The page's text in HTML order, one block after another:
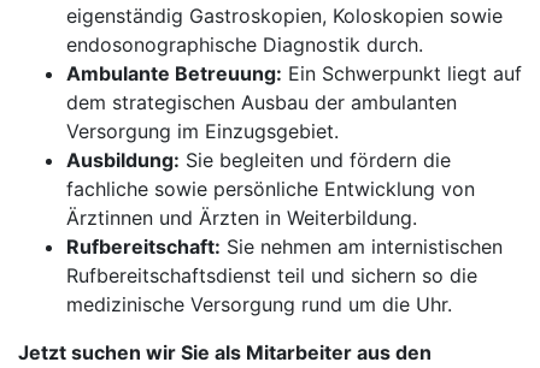
eigenständig Gastroskopien, Koloskopien sowie
endosonographische Diagnostik durch.
Ambulante Betreuung: Ein Schwerpunkt liegt auf
dem strategischen Ausbau der ambulanten
Versorgung im Einzugsgebiet.
Ausbildung: Sie begleiten und fördern die
fachliche sowie persönliche Entwicklung von
Ärztinnen und Ärzten in Weiterbildung.
Rufbereitschaft: Sie nehmen am internistischen
Rufbereitschaftsdienst teil und sichern so die
medizinische Versorgung rund um die Uhr.
Jetzt suchen wir Sie als Mitarbeiter aus den